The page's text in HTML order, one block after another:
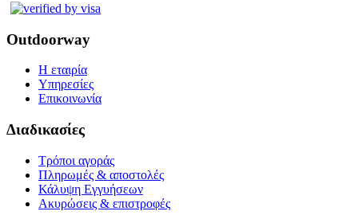
Outdoorway
Η εταιρία
Υπηρεσίες
Επικοινωνία
Διαδικασίες
Τρόποι αγοράς
Πληρωμές & αποστολές
Κάλυψη Εγγυήσεων
Ακυρώσεις & επιστροφές